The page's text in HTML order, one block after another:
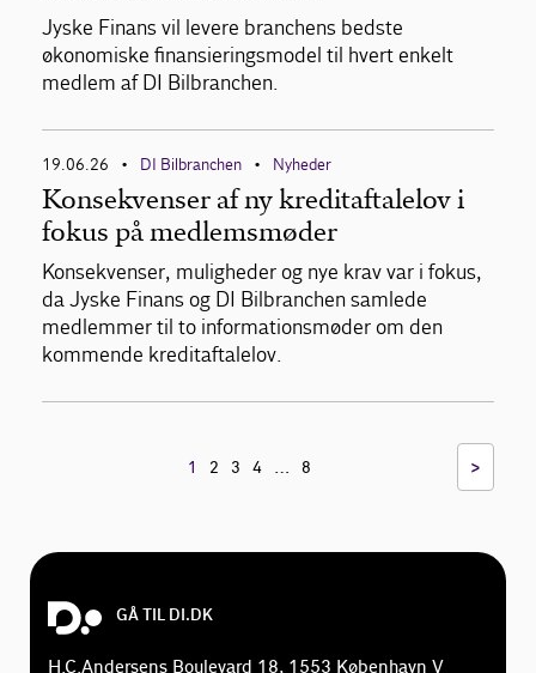
Jyske Finans vil levere branchens bedste
økonomiske finansieringsmodel til hvert enkelt
medlem af DI Bilbranchen.
19.06.26 • DI Bilbranchen • Nyheder
Konsekvenser af ny kreditaftalelov i
fokus på medlemsmøder
Konsekvenser, muligheder og nye krav var i fokus,
da Jyske Finans og DI Bilbranchen samlede
medlemmer til to informationsmøder om den
kommende kreditaftalelov.
1 2 3 4 … 8 >
GÅ TIL DI.DK
H.C.Andersens Boulevard 18, 1553 København V